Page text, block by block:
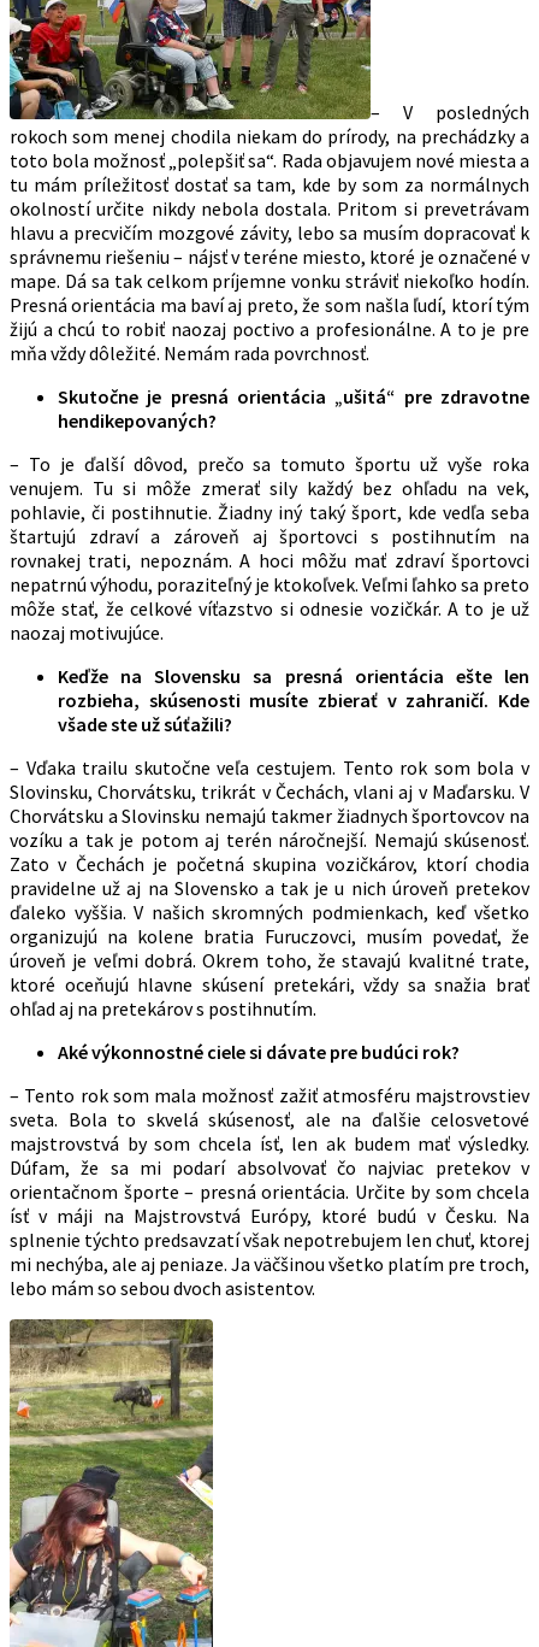
– V posledných
rokoch som menej chodila niekam do prírody, na prechádzky a
toto bola možnosť „polepšiť sa“. Rada objavujem nové miesta a
tu mám príležitosť dostať sa tam, kde by som za normálnych
okolností určite nikdy nebola dostala. Pritom si prevetrávam
hlavu a precvičím mozgové závity, lebo sa musím dopracovať k
správnemu riešeniu – nájsť v teréne miesto, ktoré je označené v
mape. Dá sa tak celkom príjemne vonku stráviť niekoľko hodín.
Presná orientácia ma baví aj preto, že som našla ľudí, ktorí tým
žijú a chcú to robiť naozaj poctivo a profesionálne. A to je pre
mňa vždy dôležité. Nemám rada povrchnosť.
Skutočne je presná orientácia „ušitá“ pre zdravotne
hendikepovaných?
– To je ďalší dôvod, prečo sa tomuto športu už vyše roka
venujem. Tu si môže zmerať sily každý bez ohľadu na vek,
pohlavie, či postihnutie. Žiadny iný taký šport, kde vedľa seba
štartujú zdraví a zároveň aj športovci s postihnutím na
rovnakej trati, nepoznám. A hoci môžu mať zdraví športovci
nepatrnú výhodu, poraziteľný je ktokoľvek. Veľmi ľahko sa preto
môže stať, že celkové víťazstvo si odnesie vozičkár. A to je už
naozaj motivujúce.
Keďže na Slovensku sa presná orientácia ešte len
rozbieha, skúsenosti musíte zbierať v zahraničí. Kde
všade ste už súťažili?
– Vďaka trailu skutočne veľa cestujem. Tento rok som bola v
Slovinsku, Chorvátsku, trikrát v Čechách, vlani aj v Maďarsku. V
Chorvátsku a Slovinsku nemajú takmer žiadnych športovcov na
vozíku a tak je potom aj terén náročnejší. Nemajú skúsenosť.
Zato v Čechách je početná skupina vozičkárov, ktorí chodia
pravidelne už aj na Slovensko a tak je u nich úroveň pretekov
ďaleko vyššia. V našich skromných podmienkach, keď všetko
organizujú na kolene bratia Furuczovci, musím povedať, že
úroveň je veľmi dobrá. Okrem toho, že stavajú kvalitné trate,
ktoré oceňujú hlavne skúsení pretekári, vždy sa snažia brať
ohľad aj na pretekárov s postihnutím.
Aké výkonnostné ciele si dávate pre budúci rok?
– Tento rok som mala možnosť zažiť atmosféru majstrovstiev
sveta. Bola to skvelá skúsenosť, ale na ďalšie celosvetové
majstrovstvá by som chcela ísť, len ak budem mať výsledky.
Dúfam, že sa mi podarí absolvovať čo najviac pretekov v
orientačnom športe – presná orientácia. Určite by som chcela
ísť v máji na Majstrovstvá Európy, ktoré budú v Česku. Na
splnenie týchto predsavzatí však nepotrebujem len chuť, ktorej
mi nechýba, ale aj peniaze. Ja väčšinou všetko platím pre troch,
lebo mám so sebou dvoch asistentov.